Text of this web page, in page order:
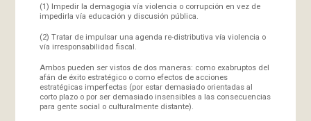
(1) Impedir la demagogia vía violencia o corrupción en vez de
impedirla vía educación y discusión pública.
(2) Tratar de impulsar una agenda re-distributiva vía violencia o
vía irresponsabilidad fiscal.
Ambos pueden ser vistos de dos maneras: como exabruptos del
afán de éxito estratégico o como efectos de acciones
estratégicas imperfectas (por estar demasiado orientadas al
corto plazo o por ser demasiado insensibles a las consecuencias
para gente social o culturalmente distante).